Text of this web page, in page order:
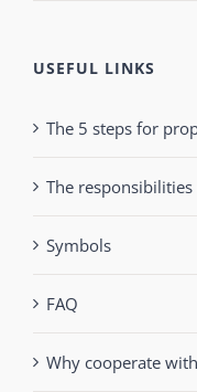
USEFUL LINKS
The 5 steps for
The
Symbols
FAQ
Why cooperate